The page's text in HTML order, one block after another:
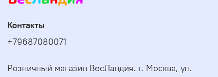
Контакты
+79687080071
Розничный магазин ВесЛандия. г. Москва, ул.